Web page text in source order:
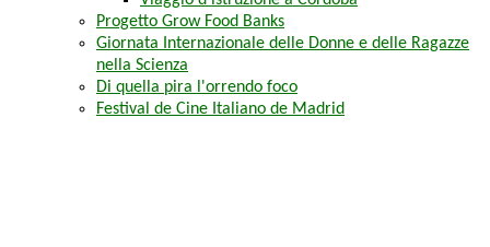
Progetto Grow Food Banks
Giornata Internazionale delle Donne e delle Ragazze
nella Scienza
Di quella pira l'orrendo foco
Festival de Cine Italiano de Madrid